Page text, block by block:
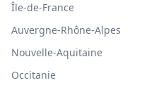
Île-de-France
Auvergne-Rhône-Alpes
Nouvelle-Aquitaine
Occitanie